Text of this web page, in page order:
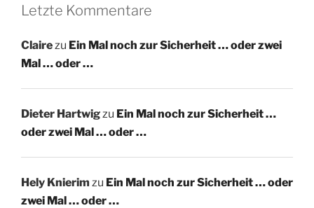
Letzte Kommentare
Claire zu Ein Mal noch zur Sicherheit … oder zwei
Mal … oder …
Dieter Hartwig zu Ein Mal noch zur Sicherheit …
oder zwei Mal … oder …
Hely Knierim zu Ein Mal noch zur Sicherheit … oder
zwei Mal … oder …